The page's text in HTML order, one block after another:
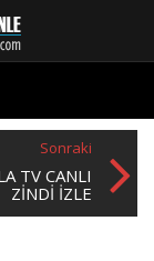
Sonraki
TV CANLI
ZINDI İZLE